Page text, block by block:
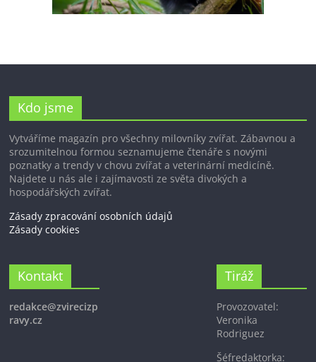
Kdo jsme
Vytváříme magazín pro všechny milovníky zvířat. Zábavnou a
srozumitelnou formou seznamujeme čtenáře s novými
poznatky a trendy v chovu zvířat a veterinární medicíně.
Najdete u nás ale i zajímavosti ze světa divokých a
hospodářských zvířat.
Zásady zpracování osobních údajů
Zásady cookies
Kontakt
redakce@zvirecizp
ravy.cz
Tiráž
Provozovatel:
Veronika
Rodriguez
Šéfredaktorka: